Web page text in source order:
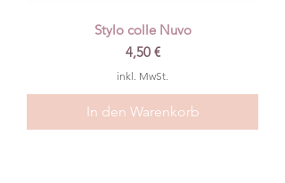
Stylo colle Nuvo
Preis
4,50 €
inkl. MwSt.
In den Warenkorb